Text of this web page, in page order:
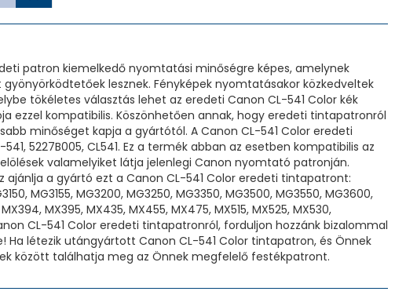
patron kiemelkedő nyomtatási minőségre képes, amelynek
lesznek. Fényképek nyomtatásakor közkedveltek
tökéletes választás lehet az eredeti Canon CL-541 Color kék
kompatibilis. Köszönhetően annak, hogy eredeti tintapatronról
minőséget kapja a gyártótól. A Canon CL-541 Color eredeti
5227B005, CL541. Ez a termék abban az esetben kompatibilis az
valamelyiket látja jelenlegi Canon nyomtató patronján.
a gyártó ezt a Canon CL-541 Color eredeti tintapatront:
MG3155, MG3200, MG3250, MG3350, MG3500, MG3550, MG3600,
MX395, MX435, MX455, MX475, MX515, MX525, MX530,
CL-541 Color eredeti tintapatronról, forduljon hozzánk bizalommal
Ha létezik utángyártott Canon CL-541 Color tintapatron, és Önnek
között találhatja meg az Önnek megfelelő festékpatront.